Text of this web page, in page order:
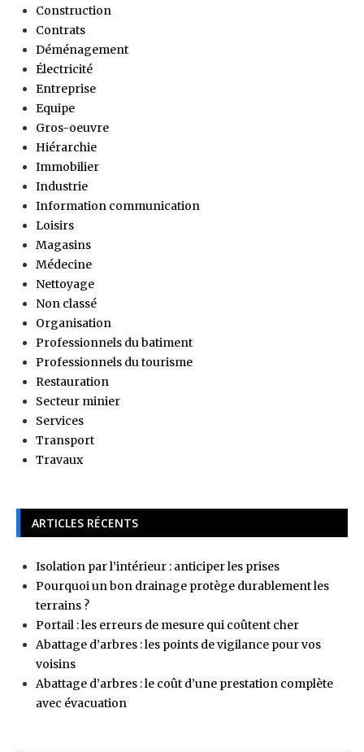
Construction
Contrats
Déménagement
Électricité
Entreprise
Equipe
Gros-oeuvre
Hiérarchie
Immobilier
Industrie
Information communication
Loisirs
Magasins
Médecine
Nettoyage
Non classé
Organisation
Professionnels du batiment
Professionnels du tourisme
Restauration
Secteur minier
Services
Transport
Travaux
ARTICLES RÉCENTS
Isolation par l’intérieur : anticiper les prises
Pourquoi un bon drainage protège durablement les
terrains ?
Portail : les erreurs de mesure qui coûtent cher
Abattage d’arbres : les points de vigilance pour vos
voisins
Abattage d’arbres : le coût d’une prestation complète
avec évacuation